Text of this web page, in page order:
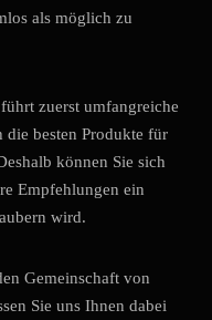
als möglich zu
zuerst umfangreiche
die besten Produkte für
können Sie sich
Empfehlungen ein
wird.
Gemeinschaft von
Sie uns Ihnen dabei